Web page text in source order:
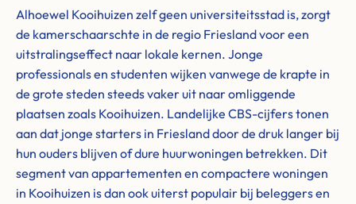
Alhoewel Kooihuizen zelf geen universiteitsstad is, zorgt
de kamerschaarschte in de regio Friesland voor een
uitstralingseffect naar lokale kernen. Jonge
professionals en studenten wijken vanwege de krapte in
de grote steden steeds vaker uit naar omliggende
plaatsen zoals Kooihuizen. Landelijke CBS-cijfers tonen
aan dat jonge starters in Friesland door de druk langer bij
hun ouders blijven of dure huurwoningen betrekken. Dit
segment van appartementen en compactere woningen
in Kooihuizen is dan ook uiterst populair bij beleggers en